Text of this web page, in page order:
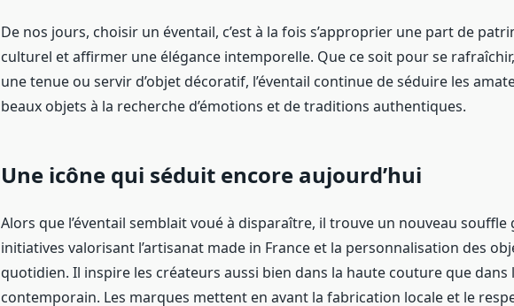
De nos jours, choisir un éventail, c’est à la fois s’approprier une part de
culturel et affirmer une élégance intemporelle. Que ce soit pour se
une tenue ou servir d’objet décoratif, l’éventail continue de séduire les
beaux objets à la recherche d’émotions et de traditions authentiques.
Une icône qui séduit encore aujourd’hui
Alors que l’éventail semblait voué à disparaître, il trouve un nouveau souffle
initiatives valorisant l’artisanat made in France et la personnalisation des
quotidien. Il inspire les créateurs aussi bien dans la haute couture que dans
contemporain. Les marques mettent en avant la fabrication locale et le